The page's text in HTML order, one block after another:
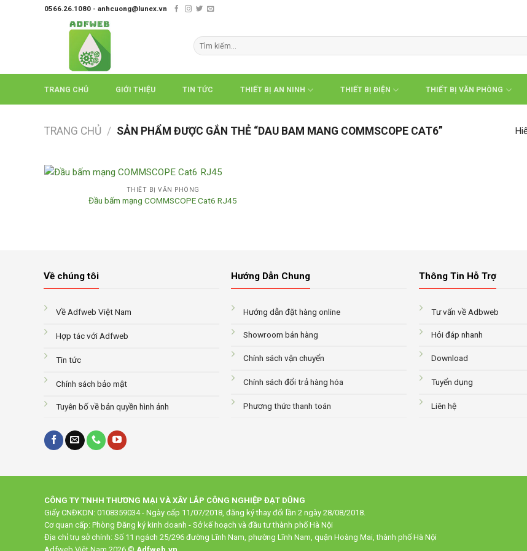
0566.26.1080 - anhcuong@lunex.vn
Tìm
kiếm:
TRANG CHỦ GIỚI THIỆU TIN TỨC THIẾT BỊ AN NINH THIẾT BỊ ĐIỆN THIẾT BỊ VĂN PHÒNG
TRANG CHỦ / SẢN PHẨM ĐƯỢC GẮN THẺ “DAU BAM MANG COMMSCOPE CAT6”
THIẾT BỊ VĂN PHÒNG
Đầu bấm mạng COMMSCOPE Cat6 RJ45
Về chúng tôi
Về Adfweb Việt Nam
Hợp tác với Adfweb
Tin tức
Chính sách bảo mật
Tuyên bố về bản quyền hình ảnh
Hướng Dẫn Chung
Hướng dẫn đặt hàng online
Showroom bán hàng
Chính sách vận chuyển
Chính sách đổi trả hàng hóa
Phương thức thanh toán
Thông Tin Hỗ Trợ
Tư vấn về Adbweb
Hỏi đáp nhanh
Download
Tuyển dụng
Liên hệ
CÔNG TY TNHH THƯƠNG MẠI VÀ XÂY LẮP CÔNG NGHIỆP ĐẠT DŨNG
Giấy CNĐKDN: 0108359034 - Ngày cấp 11/07/2018, đăng ký thay đổi lần 2 ngày 28/08/2018.
Cơ quan cấp: Phòng Đăng ký kinh doanh - Sở kế hoạch và đầu tư thành phố Hà Nội
Địa chỉ trụ sở chính: Số 11 ngách 25/296 đường Lĩnh Nam, phường Lĩnh Nam, quận Hoàng Mai, thành phố Hà Nội